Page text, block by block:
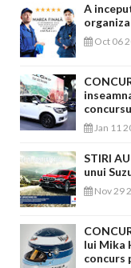
A
Oct 06
Jan 11
STIRI
unui
Nov 29
lui Mika
concurs